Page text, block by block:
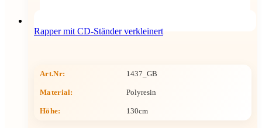
Rapper mit CD-Ständer verkleinert
Art.Nr: 1437_GB
Material: Polyresin
Höhe: 130cm